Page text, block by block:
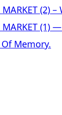
MARKET
MARKET
Memory.